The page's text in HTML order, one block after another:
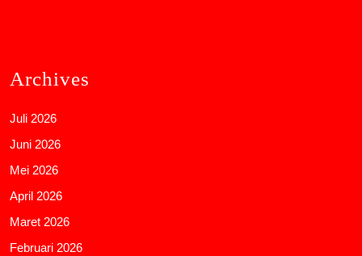
Archives
Juli 2026
Juni 2026
Mei 2026
April 2026
Maret 2026
Februari 2026